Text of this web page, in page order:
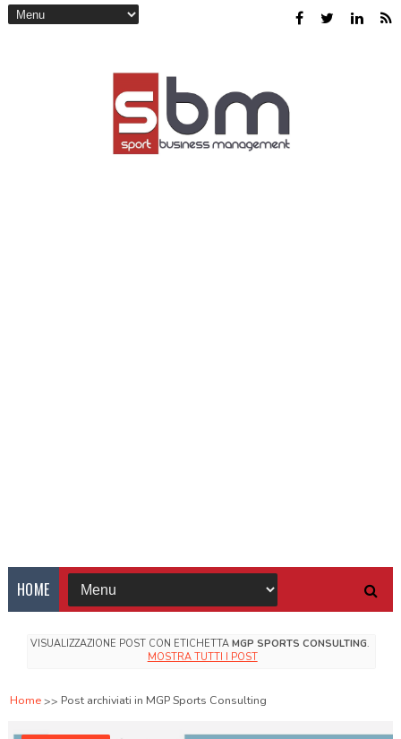
HOME
VISUALIZZAZIONE POST CON ETICHETTAMGP SPORTS CONSULTING.
MOSTRA TUTTI I POST
Home Post archiviati in MGP Sports Consulting